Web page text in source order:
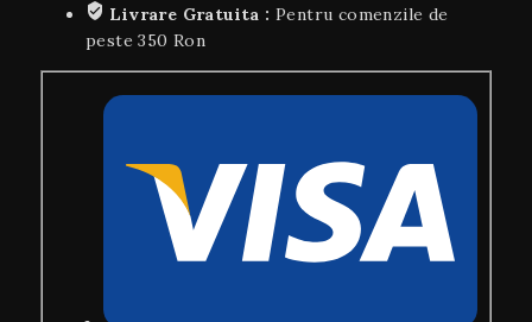
Livrare Gratuita :Pentru comenzile de
peste 350 Ron